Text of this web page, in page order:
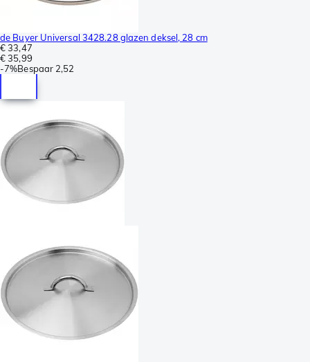
de Buyer Universal 3428.28 glazen deksel, 28 cm
€ 33,47
€ 35,99
-7%Bespaar 2,52